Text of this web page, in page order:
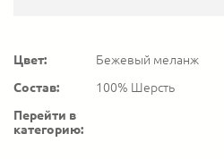
Цвет:
Бежевый меланж
Состав:
100% Шерсть
Перейти в
категорию: